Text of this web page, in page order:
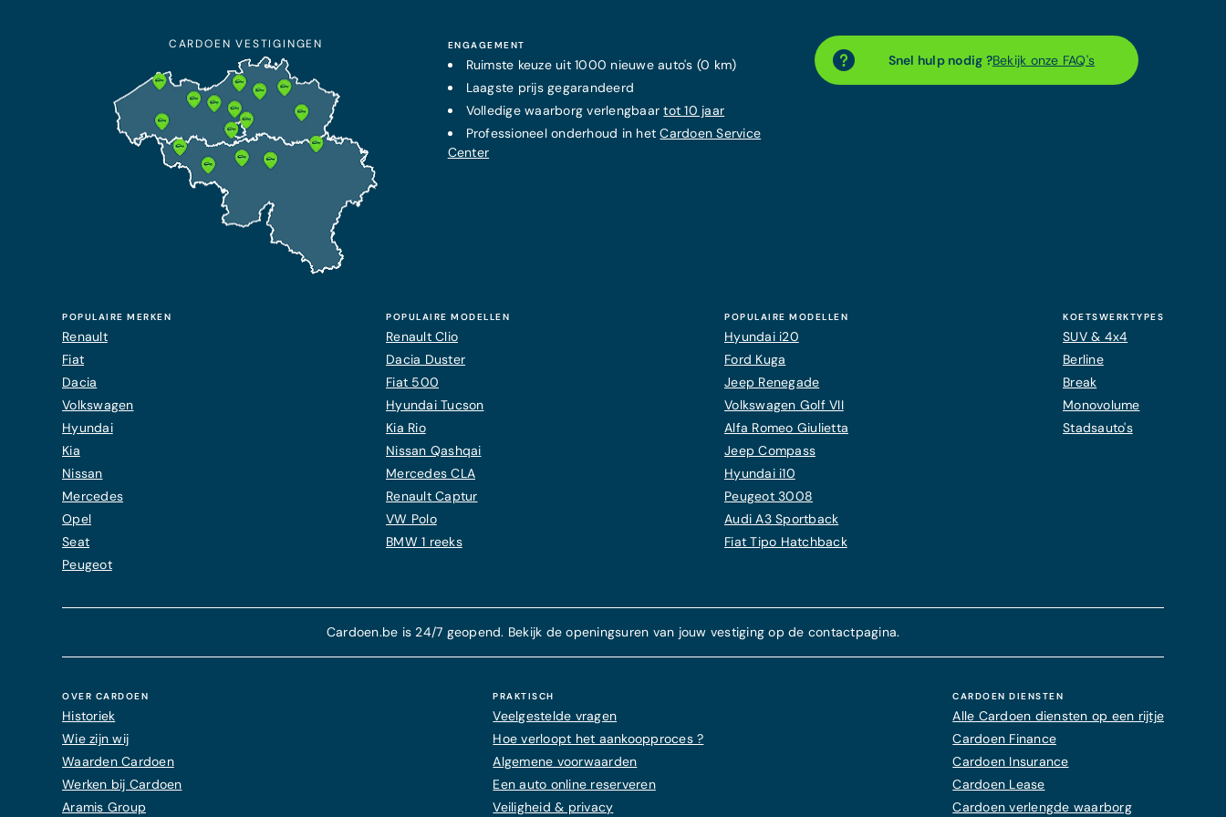
Snel hulp nodig ?Bekijk onze FAQ's
ENGAGEMENT
Ruimste keuze uit 1000 nieuwe auto's (0 km)
Laagste prijsgegarandeerd
Volledige waarborg verlengbaartot 10 jaar
Professioneel onderhoud in hetCardoen Service
Center
CARDOEN VESTIGINGEN
POPULAIRE MERKEN
Renault
Fiat
Dacia
Volkswagen
Hyundai
Kia
Nissan
Mercedes
Opel
Seat
Peugeot
POPULAIRE MODELLEN
Renault Clio
Dacia Duster
Fiat 500
Hyundai Tucson
Kia Rio
Nissan Qashqai
Mercedes CLA
Renault Captur
VW Polo
BMW 1 reeks
POPULAIRE MODELLEN
Hyundai i20
Ford Kuga
Jeep Renegade
Volkswagen Golf VII
Alfa Romeo Giulietta
Jeep Compass
Hyundai i10
Peugeot 3008
Audi A3 Sportback
Fiat Tipo Hatchback
KOETSWERKTYPES
SUV & 4x4
Berline
Break
Monovolume
Stadsauto's
Cardoen.be is 24/7 geopend. Bekijk de openingsuren van jouw vestiging op de contactpagina.
OVER CARDOEN
Historiek
Wie zijn wij
Waarden Cardoen
Werken bij Cardoen
Aramis Group
PRAKTISCH
Veelgestelde vragen
Hoe verloopt het aankoopproces ?
Algemene voorwaarden
Een auto online reserveren
Veiligheid & privacy
CARDOEN DIENSTEN
Alle Cardoen diensten op een rijtje
Cardoen Finance
Cardoen Insurance
Cardoen Lease
Cardoen verlengde waarborg